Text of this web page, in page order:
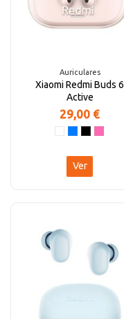
Auriculares
Xiaomi Redmi Buds 6
Active
29,00 €
Ver